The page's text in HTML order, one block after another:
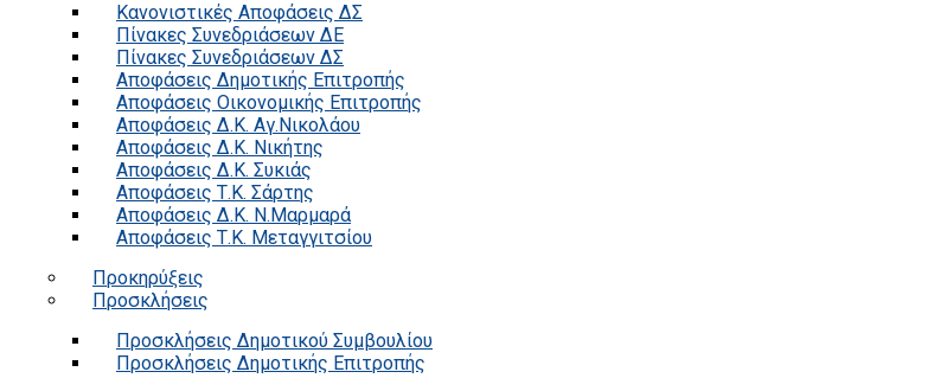
Κανονιστικές Αποφάσεις ΔΣ
Πίνακες Συνεδριάσεων ΔΕ
Πίνακες Συνεδριάσεων ΔΣ
Αποφάσεις Δημοτικής Επιτροπής
Αποφάσεις Οικονομικής Επιτροπής
Αποφάσεις Δ.Κ. Αγ.Νικολάου
Αποφάσεις Δ.Κ. Νικήτης
Αποφάσεις Δ.Κ. Συκιάς
Αποφάσεις Τ.Κ. Σάρτης
Αποφάσεις Δ.Κ. Ν.Μαρμαρά
Αποφάσεις Τ.Κ. Μεταγγιτσίου
Προκηρύξεις
Προσκλήσεις
Προσκλήσεις Δημοτικού Συμβουλίου
Προσκλήσεις Δημοτικής Επιτροπής